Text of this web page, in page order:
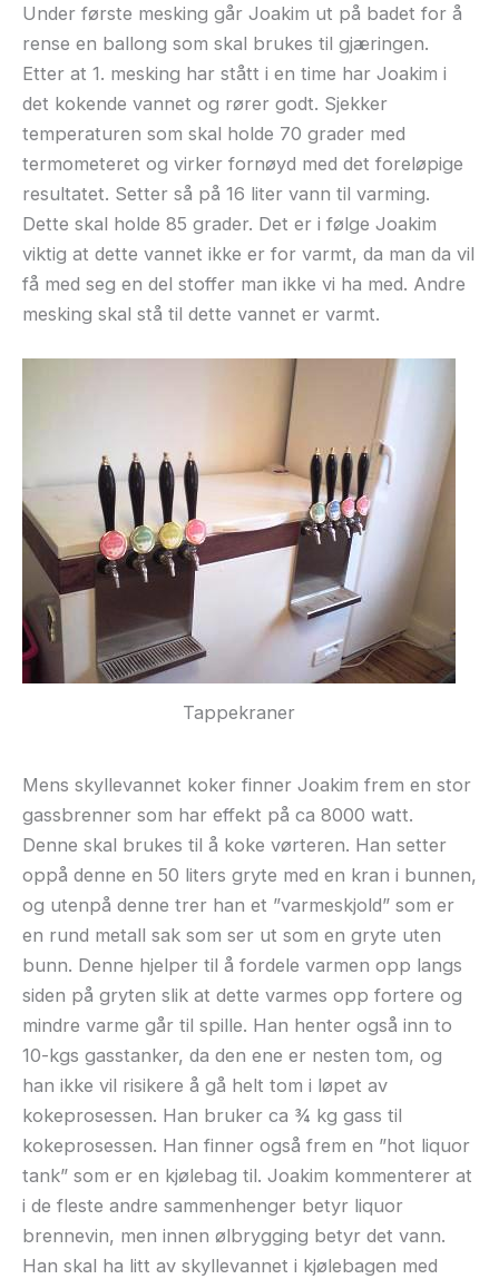
Under første mesking går Joakim ut på badet for å
rense en ballong som skal brukes til gjæringen.
Etter at 1. mesking har stått i en time har Joakim i
det kokende vannet og rører godt. Sjekker
temperaturen som skal holde 70 grader med
termometeret og virker fornøyd med det foreløpige
resultatet. Setter så på 16 liter vann til varming.
Dette skal holde 85 grader. Det er i følge Joakim
viktig at dette vannet ikke er for varmt, da man da vil
få med seg en del stoffer man ikke vi ha med. Andre
mesking skal stå til dette vannet er varmt.
Tappekraner
Mens skyllevannet koker finner Joakim frem en stor
gassbrenner som har effekt på ca 8000 watt.
Denne skal brukes til å koke vørteren. Han setter
oppå denne en 50 liters gryte med en kran i bunnen,
og utenpå denne trer han et ”varmeskjold” som er
en rund metall sak som ser ut som en gryte uten
bunn. Denne hjelper til å fordele varmen opp langs
siden på gryten slik at dette varmes opp fortere og
mindre varme går til spille. Han henter også inn to
10-kgs gasstanker, da den ene er nesten tom, og
han ikke vil risikere å gå helt tom i løpet av
kokeprosessen. Han bruker ca ¾ kg gass til
kokeprosessen. Han finner også frem en ”hot liquor
tank” som er en kjølebag til. Joakim kommenterer at
i de fleste andre sammenhenger betyr liquor
brennevin, men innen ølbrygging betyr det vann.
Han skal ha litt av skyllevannet i kjølebagen med